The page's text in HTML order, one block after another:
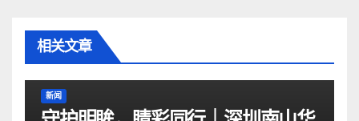
相关文章
新闻